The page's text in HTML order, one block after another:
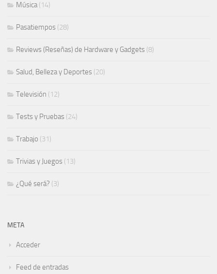
Música(14)
Pasatiempos (28)
Reviews (Reseñas) de Hardware y Gadgets (8)
Salud, Belleza y Deportes (20)
Televisión (12)
Tests y Pruebas (24)
Trabajo (31)
Trivias y Juegos (13)
¿Qué será? (3)
META
Acceder
Feed de entradas